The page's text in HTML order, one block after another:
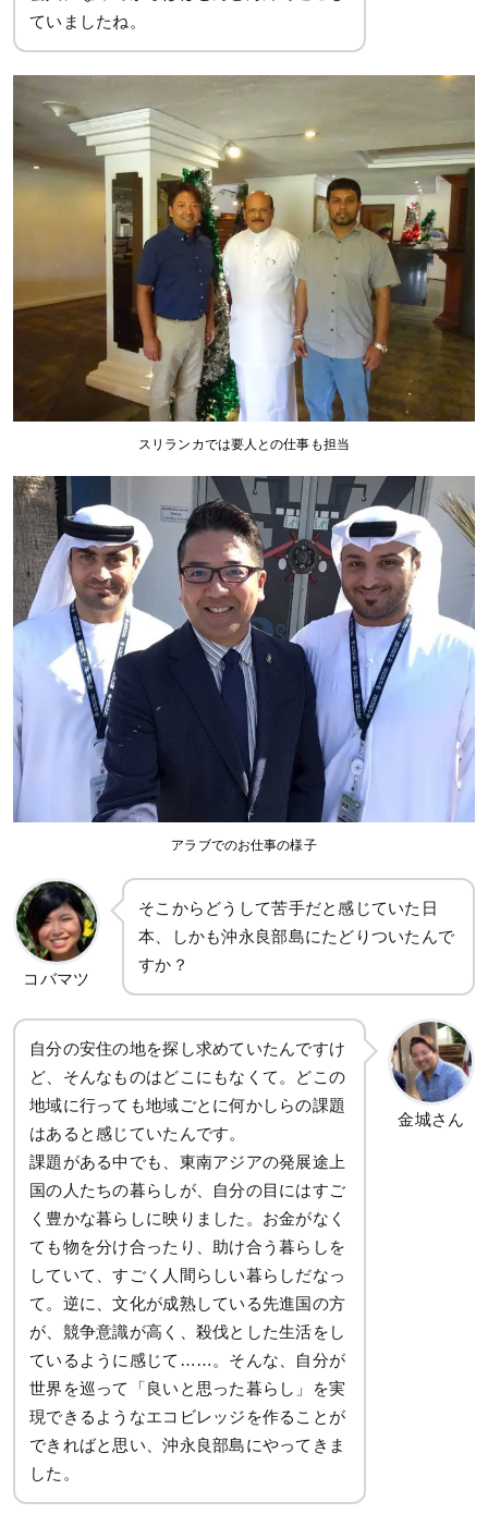
ていましたね。
スリランカでは要人との仕事も担当
アラブでのお仕事の様子
コバマツ
そこからどうして苦手だと感じていた日
本、しかも沖永良部島にたどりついたんで
すか？
自分の安住の地を探し求めていたんですけ
ど、そんなものはどこにもなくて。どこの
地域に行っても地域ごとに何かしらの課題
はあると感じていたんです。
課題がある中でも、東南アジアの発展途上
国の人たちの暮らしが、自分の目にはすご
く豊かな暮らしに映りました。お金がなく
ても物を分け合ったり、助け合う暮らしを
していて、すごく人間らしい暮らしだなっ
て。逆に、文化が成熟している先進国の方
が、競争意識が高く、殺伐とした生活をし
ているように感じて……。そんな、自分が
世界を巡って「良いと思った暮らし」を実
現できるようなエコビレッジを作ることが
できればと思い、沖永良部島にやってきま
した。
金城さん